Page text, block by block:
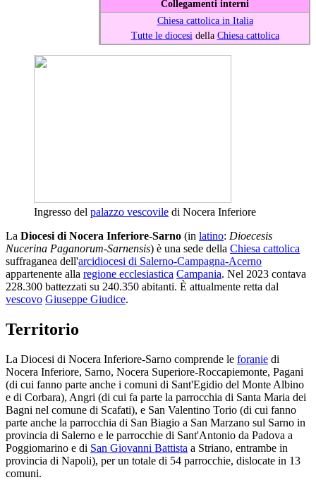
Collegamenti interni
Chiesa cattolica in Italia
Tutte le diocesi della Chiesa cattolica
Ingresso del palazzo vescovile di Nocera Inferiore
La Diocesi di Nocera Inferiore-Sarno (in latino: Dioecesis
Nucerina Paganorum-Sarnensis) è una sede della Chiesa cattolica
suffraganea dell'arcidiocesi di Salerno-Campagna-Acerno
appartenente alla regione ecclesiastica Campania. Nel 2023 contava
228.300 battezzati su 240.350 abitanti. È attualmente retta dal
vescovo Giuseppe Giudice.
Territorio
La Diocesi di Nocera Inferiore-Sarno comprende le foranie di
Nocera Inferiore, Sarno, Nocera Superiore-Roccapiemonte, Pagani
(di cui fanno parte anche i comuni di Sant'Egidio del Monte Albino
e di Corbara), Angri (di cui fa parte la parrocchia di Santa Maria dei
Bagni nel comune di Scafati), e San Valentino Torio (di cui fanno
parte anche la parrocchia di San Biagio a San Marzano sul Sarno in
provincia di Salerno e le parrocchie di Sant'Antonio da Padova a
Poggiomarino e di San Giovanni Battista a Striano, entrambe in
provincia di Napoli), per un totale di 54 parrocchie, dislocate in 13
comuni.